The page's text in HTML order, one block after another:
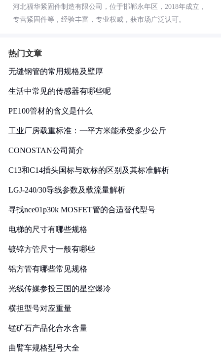
河北福华紧固件制造有限公司，位于邯郸永年区，2018年成立，
专营紧固件等，经验丰富，专业权威，获市场广泛认可。
热门文章
无缝钢管的常用规格及壁厚
生活中常见的传感器有哪些呢
PE100管材的含义是什么
工业厂房载重标准：一平方米能承受多少公斤
CONOSTAN公司简介
C13和C14插头国标与欧标的区别及其标准解析
LGJ-240/30导线参数及载流量解析
寻找nce01p30k MOSFET管的合适替代型号
电梯的尺寸有哪些规格
镀锌方管尺寸一般有哪些
铝方管有哪些常见规格
光线传媒参投三国的星空爆冷
横担型号对应重量
锰矿石产品化合水含量
曲臂车规格型号大全